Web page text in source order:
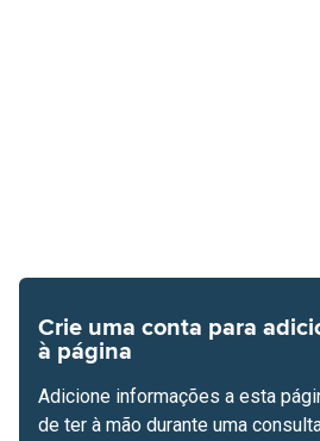
Crie uma conta para
à página
Adicione informações a esta
de ter à mão durante uma